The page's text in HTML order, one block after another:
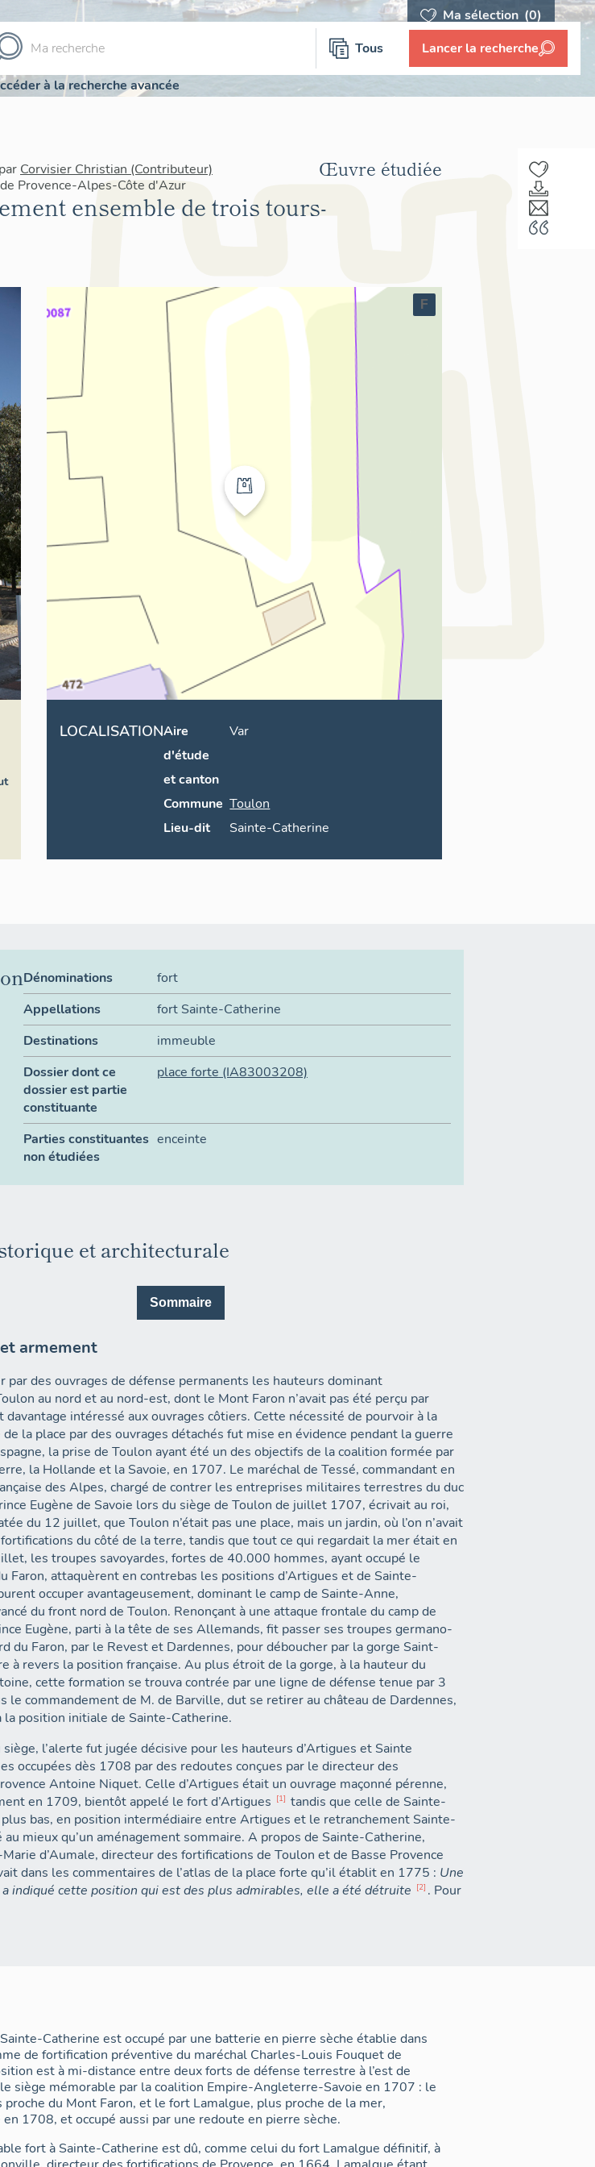
Ma sélection (0)
Tous Lancer la recherche
à la recherche avancée
Corvisier Christian (Contributeur)
Provence-Alpes-Côte d'Azur
ensemble de trois tours-
Œuvre étudiée
F
LOCALISATIONAire
d'étude
et canton
Var
Commune Toulon
Lieu-dit
Sainte-Catherine
Dénominations
fort
Appellations
fort Sainte-Catherine
Destinations
immeuble
Dossier dont ce
dossier est partie
constituante
place forte (IA83003208)
Parties constituantes
non étudiées
enceinte
et architecturale
Sommaire
armement
par des ouvrages de défense permanents les hauteurs dominant
au nord et au nord-est, dont le Mont Faron n’avait pas été perçu par
davantage intéressé aux ouvrages côtiers. Cette nécessité de pourvoir à la
la place par des ouvrages détachés fut mise en évidence pendant la guerre
la prise de Toulon ayant été un des objectifs de la coalition formée par
la Hollande et la Savoie, en 1707. Le maréchal de Tessé, commandant en
des Alpes, chargé de contrer les entreprises militaires terrestres du duc
Eugène de Savoie lors du siège de Toulon de juillet 1707, écrivait au roi,
du 12 juillet, que Toulon n’était pas une place, mais un jardin, où l’on n’avait
du côté de la terre, tandis que tout ce qui regardait la mer était en
les troupes savoyardes, fortes de 40.000 hommes, ayant occupé le
Faron, attaquèrent en contrebas les positions d’Artigues et de Sainte-
occuper avantageusement, dominant le camp de Sainte-Anne,
du front nord de Toulon. Renonçant à une attaque frontale du camp de
Eugène, parti à la tête de ses Allemands, fit passer ses troupes germano-
du Faron, par le Revest et Dardennes, pour déboucher par la gorge Saint-
à revers la position française. Au plus étroit de la gorge, à la hauteur du
cette formation se trouva contrée par une ligne de défense tenue par 3
le commandement de M. de Barville, dut se retirer au château de Dardennes,
la position initiale de Sainte-Catherine.
l’alerte fut jugée décisive pour les hauteurs d’Artigues et Sainte
occupées dès 1708 par des redoutes conçues par le directeur des
Antoine Niquet. Celle d’Artigues était un ouvrage maçonné pérenne,
en 1709, bientôt appelé le fort d’Artigues
1
tandis que celle de Sainte-
bas, en position intermédiaire entre Artigues et le retranchement Sainte-
au mieux qu’un aménagement sommaire. A propos de Sainte-Catherine,
d’Aumale, directeur des fortifications de Toulon et de Basse Provence
dans les commentaires de l’atlas de la place forte qu’il établit en 1775 : Une
indiqué cette position qui est des plus admirables, elle a été détruite
2 . Pour
plans de la place-forte établis dans l’intervalle, celui de l’atlas des places-
de 1707, dressée par le sieur La Blottière immédiatement après la levée de
à l’emplacement même du futur fort d’Artigues un « premier camp retranché de
esté que commencé» 4
.
de 1759 environ, les cartes de la place de Toulon indiquent une redoute
la hauteur de ce nom, bien distincte du fort d’Artigues
précisions : «Redoute de Ste Catherine qui a croulé en grande partie,
Catherine est occupé par une batterie en pierre sèche établie dans
de fortification préventive du maréchal Charles-Louis Fouquet de
est à mi-distance entre deux forts de défense terrestre à l’est de
siège mémorable par la coalition Empire-Angleterre-Savoie en 1707 : le
proche du Mont Faron, et le fort Lamalgue, plus proche de la mer,
1708, et occupé aussi par une redoute en pierre sèche.
fort à Sainte-Catherine est dû, comme celui du fort Lamalgue définitif, à